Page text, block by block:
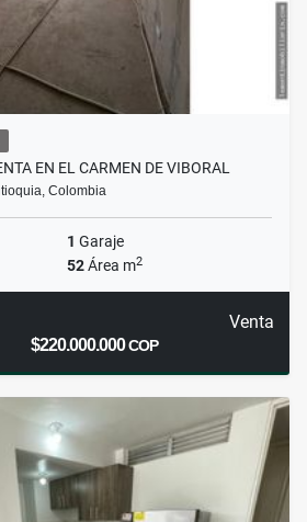
EN EL CARMEN DE VIBORAL
Colombia
1 Garaje
52Área m2
Venta
$220.000.000COP